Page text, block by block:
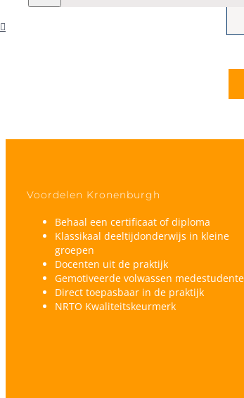
Voordelen Kronenburgh
Behaal een certificaat of diploma
Klassikaal deeltijdonderwijs in kleine
groepen
Docenten uit de praktijk
Gemotiveerde volwassen
Direct toepasbaar in de praktijk
NRTO Kwaliteitskeurmerk